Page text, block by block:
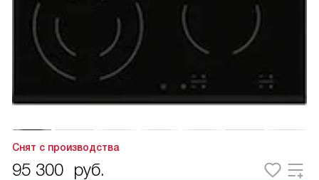
Снят с производства
95 300 руб.